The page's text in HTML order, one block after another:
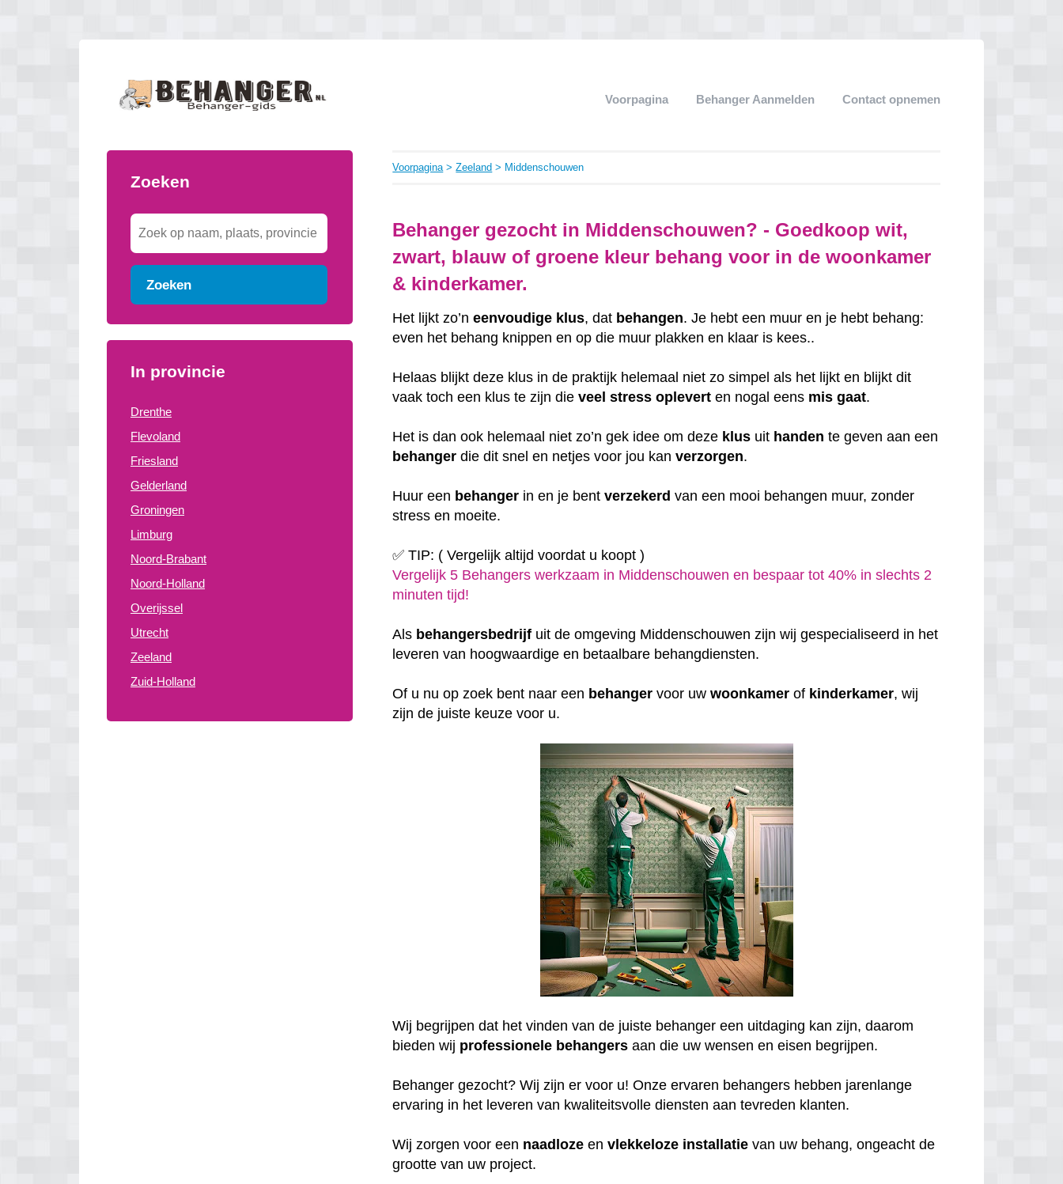
Voorpagina Behanger Aanmelden Contact opnemen
Zoeken
Zoeken
In provincie
Drenthe
Flevoland
Friesland
Gelderland
Groningen
Limburg
Noord-Brabant
Noord-Holland
Overijssel
Utrecht
Zeeland
Zuid-Holland
Voorpagina>Zeeland > Middenschouwen
Behanger gezocht in Middenschouwen? - Goedkoop wit,
zwart, blauw of groene kleur behang voor in de woonkamer
& kinderkamer.
Het lijkt zo’neenvoudige klus, dat behangen. Je hebt een muur en je hebt behang:
even het behang knippen en op die muur plakken en klaar is kees..
Helaas blijkt deze klus in de praktijk helemaal niet zo simpel als het lijkt en blijkt dit
vaak toch een klus te zijn dieveel stress oplevert en nogal eens mis gaat.
Het is dan ook helemaal niet zo’n gek idee om deze klus uit handen te geven aan een
behanger die dit snel en netjes voor jou kanverzorgen.
Huur een behanger in en je bentverzekerd van een mooi behangen muur, zonder
stress en moeite.
✅ TIP: ( Vergelijk altijd voordat u koopt )
Vergelijk 5 Behangers werkzaam in Middenschouwen en bespaar tot 40% in slechts 2
minuten tijd!
Als behangersbedrijf uit de omgeving Middenschouwen zijn wij gespecialiseerd in het
leveren van hoogwaardige en betaalbare behangdiensten.
Of u nu op zoek bent naar een behanger voor uwwoonkamer of kinderkamer, wij
zijn de juiste keuze voor u.
Wij begrijpen dat het vinden van de juiste behanger een uitdaging kan zijn, daarom
bieden wij professionele behangers aan die uw wensen en eisen begrijpen.
Behanger gezocht? Wij zijn er voor u! Onze ervaren behangers hebben jarenlange
ervaring in het leveren van kwaliteitsvolle diensten aan tevreden klanten.
Wij zorgen voor een naadloze envlekkeloze installatie van uw behang, ongeacht de
grootte van uw project.